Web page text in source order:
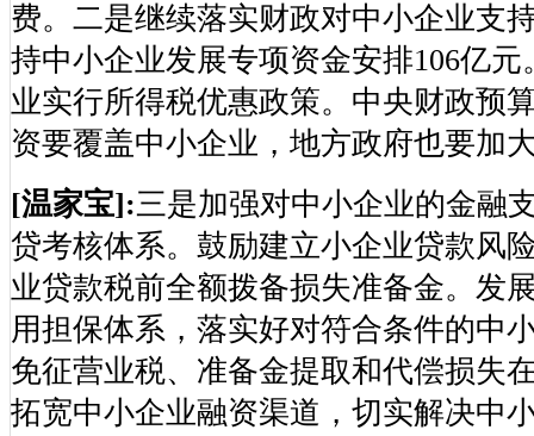
费。二是继续落实财政对中小企业支
持中小企业发展专项资金安排106亿
业实行所得税优惠政策。中央财政预
资要覆盖中小企业，地方政府也要加
[温家宝]:三是加强对中小企业的金融
贷考核体系。鼓励建立小企业贷款风
业贷款税前全额拨备损失准备金。发
用担保体系，落实好对符合条件的中
免征营业税、准备金提取和代偿损失
拓宽中小企业融资渠道，切实解决中